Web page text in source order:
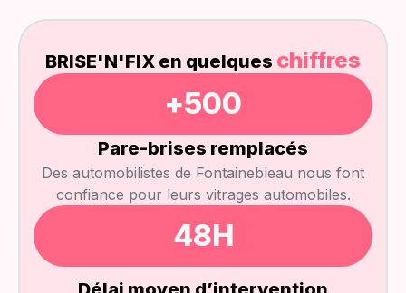
BRISE'N'FIX en quelques chiffres
+500
Pare-brises remplacés
Des automobilistes de Fontainebleau nous font
confiance pour leurs vitrages automobiles.
48H